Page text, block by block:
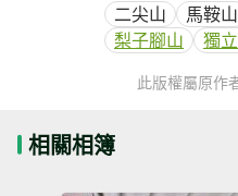
二尖山
馬鞍山
梨子腳山
獨
此版權屬原作
相關相簿